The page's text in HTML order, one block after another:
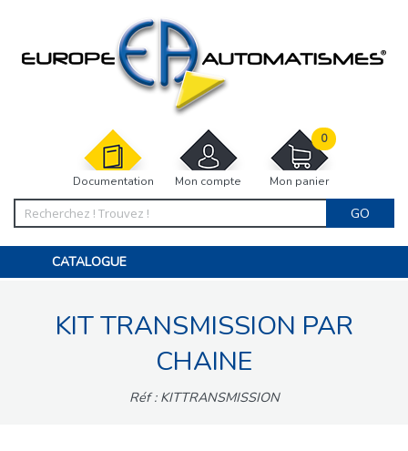
Documentation Mon compte Mon panier
0
GO
CATALOGUE
MOTORISATIONS
ACCESSOIRES ET ELECTRONIQUES
INTERPHONES VISIOPHONES
KIT TRANSMISSION PAR
CHAINE
Réf : KITTRANSMISSION